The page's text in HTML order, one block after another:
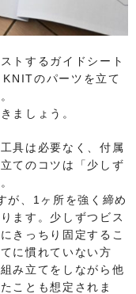
トするガイドシート
のパーツを立て
ましょう。
具は必要なく、付属
てのコツは「少しず
が、1ヶ所を強く締め
ます。少しずつビス
きっちり固定するこ
に慣れていない方
み立てをしながら他
ことも想定されま